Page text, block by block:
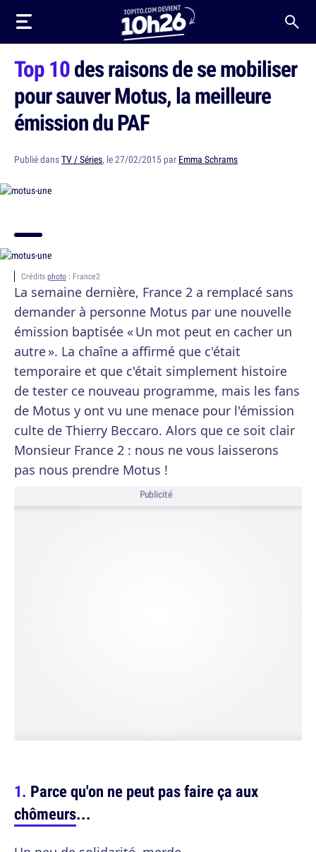
Top 10des raisons de se mobiliser
pour sauver Motus, la meilleure
émission du PAF
Publié dansTV / Séries, le 27/02/2015 par Emma Schrams
Crédits photo : France2
La semaine dernière, France 2 a remplacé sans
demander à personne Motus par une nouvelle
émission baptisée « Un mot peut en cacher un
autre ». La chaîne a affirmé que c'était
temporaire et que c'était simplement histoire
de tester ce nouveau programme, mais les fans
de Motus y ont vu une menace pour l'émission
culte de Thierry Beccaro. Alors que ce soit clair
Monsieur France 2 : nous ne vous laisserons
pas nous prendre Motus !
Publicité
Parce qu'on ne peut pas faire ça aux
chômeurs...